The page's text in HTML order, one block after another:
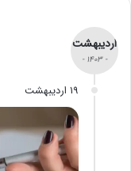
اردیبهشت
- 1403 -
19 اردیبهشت